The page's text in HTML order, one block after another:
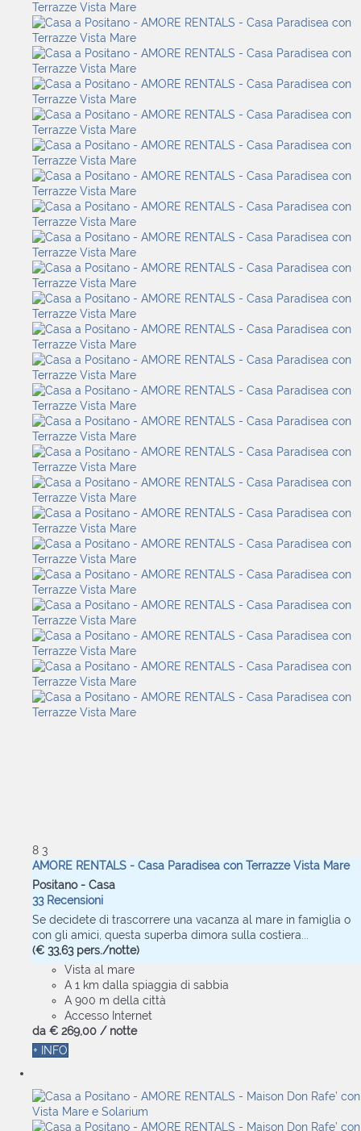
8 3
AMORE RENTALS - Casa Paradisea con Terrazze Vista Mare
Positano - Casa
33 Recensioni
Se decidete di trascorrere una vacanza al mare in famiglia o
con gli amici, questa superba dimora sulla costiera...
(€ 33,63 pers./notte)
Vista al mare
A 1 km dalla spiaggia di sabbia
A 900 m della città
Accesso Internet
da € 269,00 / notte
+ INFO